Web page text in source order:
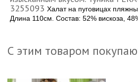
3255093 Халат на пуговицах
Длина 110см. Состав: 52% вискоза,
С этим товаром